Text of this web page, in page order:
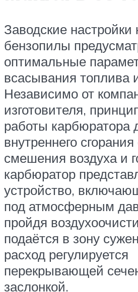
Заводские
бензопилы
оптимальные
всасывания топлива
Независимо от
изготовителя,
работы карбюратора
внутреннего
смешения воздуха и
карбюратор
устройство,
под атмосферным
пройдя
подаётся в зону
расход регулируется
перекрывающей
заслонкой.